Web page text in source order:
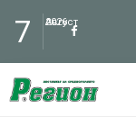
7 Август
2026